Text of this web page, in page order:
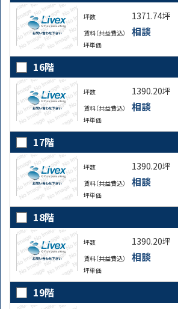
坪数 1371.74坪
賃料（共益費込） 相談
坪単価
16階
坪数 1390.20坪
賃料（共益費込） 相談
坪単価
17階
坪数 1390.20坪
賃料（共益費込） 相談
坪単価
18階
坪数 1390.20坪
賃料（共益費込） 相談
坪単価
19階